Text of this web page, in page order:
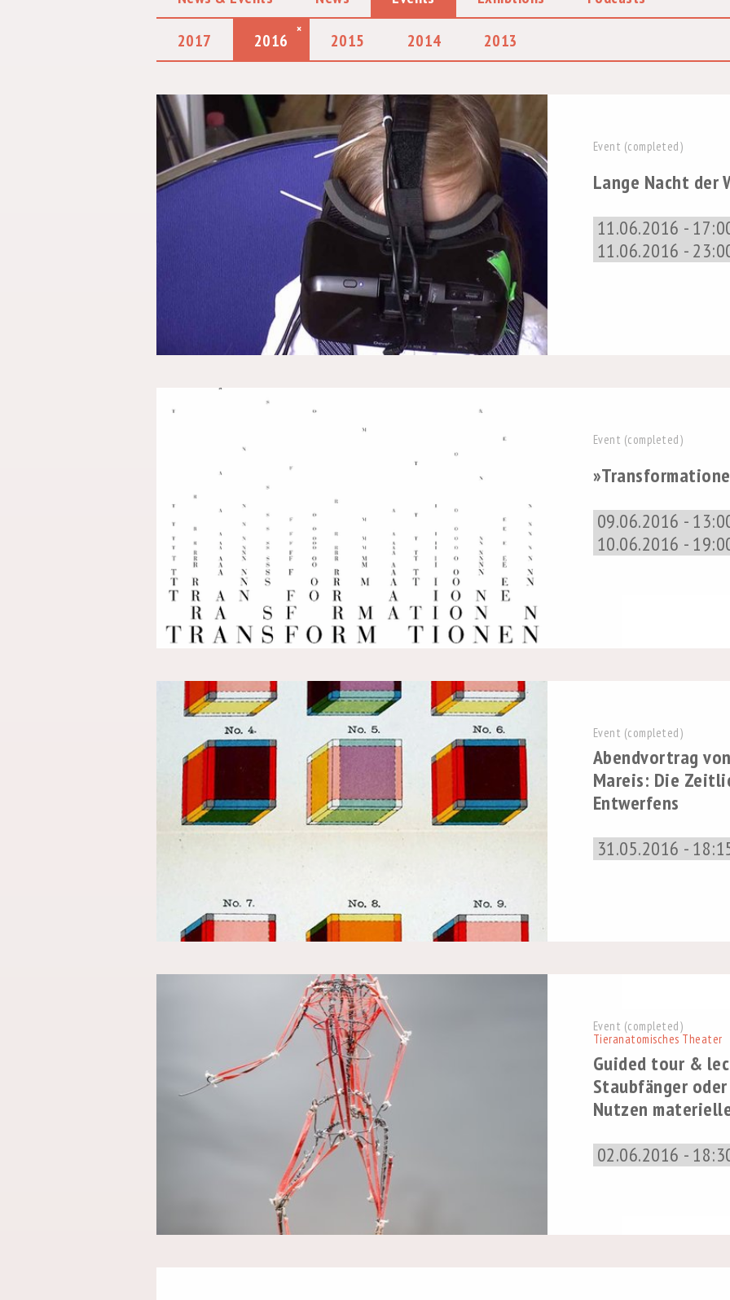
2017 2016 2015 2014 2013
Event (completed)
Lange Nacht der
11.06.2016 -
11.06.2016 -
Event (completed)
09.06.2016 -
10.06.2016 -
Event (completed)
Abendvortrag
Mareis: Die
Entwerfens
31.05.2016 -
Event (completed)
Tieranatomisches Theater
Guided tour &
Staubfänger oder
Nutzen
02.06.2016 -